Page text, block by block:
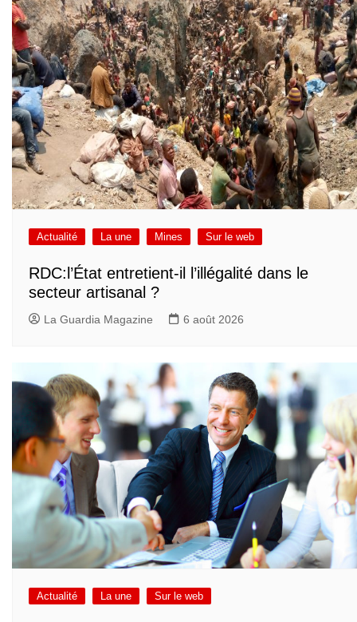
Actualité La une Mines Sur le web
RDC:l’État entretient-il l’illégalité dans le
secteur artisanal ?
La Guardia Magazine 6 août 2026
Actualité La une Sur le web